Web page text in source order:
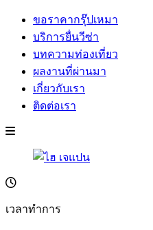
ขอราคากรุ๊ปเหมา
บริการยื่นวีซ่า
บทความท่องเที่ยว
ผลงานที่ผ่านมา
เกี่ยวกับเรา
ติดต่อเรา
เวลาทำการ